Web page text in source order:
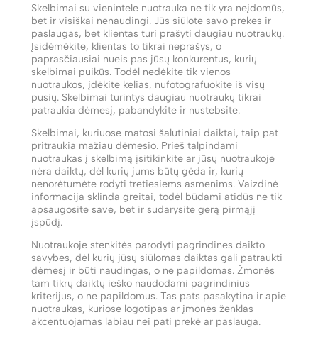
Skelbimai su vienintele nuotrauka ne tik yra neįdomūs,
bet ir visiškai nenaudingi. Jūs siūlote savo prekes ir
paslaugas, bet klientas turi prašyti daugiau nuotraukų.
Įsidėmėkite, klientas to tikrai neprašys, o
paprasčiausiai nueis pas jūsų konkurentus, kurių
skelbimai puikūs. Todėl nedėkite tik vienos
nuotraukos, įdėkite kelias, nufotografuokite iš visų
pusių. Skelbimai turintys daugiau nuotraukų tikrai
patraukia dėmesį, pabandykite ir nustebsite.
Skelbimai, kuriuose matosi šalutiniai daiktai, taip pat
pritraukia mažiau dėmesio. Prieš talpindami
nuotraukas į skelbimą įsitikinkite ar jūsų nuotraukoje
nėra daiktų, dėl kurių jums būtų gėda ir, kurių
nenorėtumėte rodyti tretiesiems asmenims. Vaizdinė
informacija sklinda greitai, todėl būdami atidūs ne tik
apsaugosite save, bet ir sudarysite gerą pirmąjį
įspūdį.
Nuotraukoje stenkitės parodyti pagrindines daikto
savybes, dėl kurių jūsų siūlomas daiktas gali patraukti
dėmesį ir būti naudingas, o ne papildomas. Žmonės
tam tikrų daiktų ieško naudodami pagrindinius
kriterijus, o ne papildomus. Tas pats pasakytina ir apie
nuotraukas, kuriose logotipas ar įmonės ženklas
akcentuojamas labiau nei pati prekė ar paslauga.